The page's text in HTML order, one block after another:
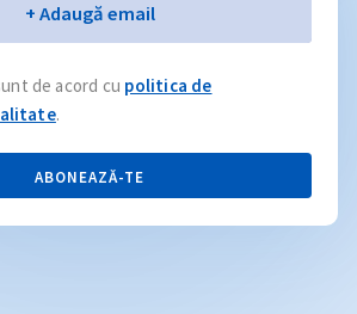
+ Adaugă email
de acord cu politica de
.
ABONEAZĂ-TE